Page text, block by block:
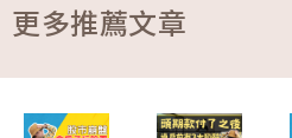
更多推薦文章